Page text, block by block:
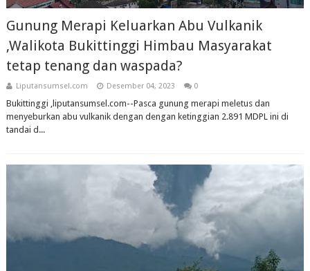
Gunung Merapi Keluarkan Abu Vulkanik
,Walikota Bukittinggi Himbau Masyarakat
tetap tenang dan waspada?
Liputansumsel.com Desember 04, 2023 0
Bukittinggi ,liputansumsel.com--Pasca gunung merapi meletus dan
menyeburkan abu vulkanik dengan dengan ketinggian 2.891 MDPL ini di
tandai d...